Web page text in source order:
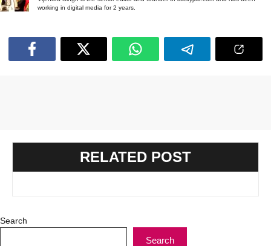
working in digital media for 2 years.
RELATED POST
Search
Search